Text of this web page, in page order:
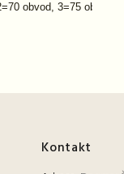
obvod, 3=75 obvod,
Kontakt